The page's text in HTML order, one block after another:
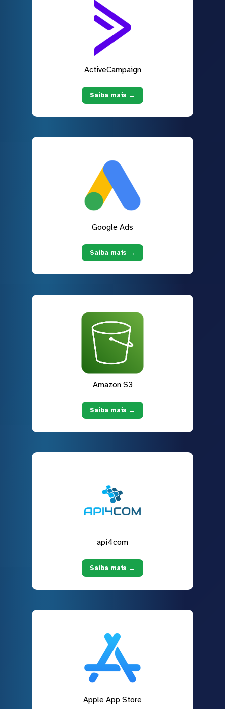
ActiveCampaign
Saiba mais →
Google Ads
Saiba mais →
Amazon S3
Saiba mais →
api4com
Saiba mais →
Apple App Store